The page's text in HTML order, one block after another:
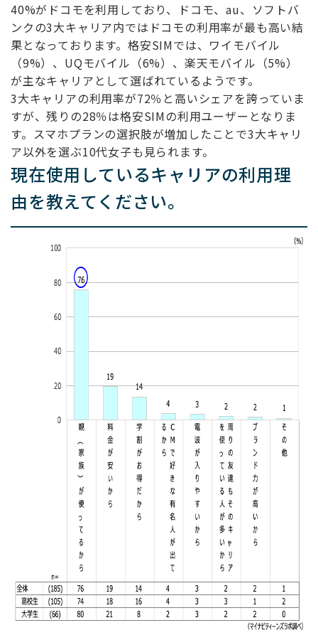
40%がドコモを利用しており、ドコモ、au、ソフトバ
ンクの3大キャリア内ではドコモの利用率が最も高い結
果となっております。格安SIMでは、ワイモバイル
（9%）、UQモバイル（6%）、楽天モバイル（5%）
が主なキャリアとして選ばれているようです。
3大キャリアの利用率が72％と高いシェアを誇っていま
すが、残りの28％は格安SIMの利用ユーザーとなりま
す。スマホプランの選択肢が増加したことで3大キャリ
ア以外を選ぶ10代女子も見られます。
現在使用しているキャリアの利用理
由を教えてください。